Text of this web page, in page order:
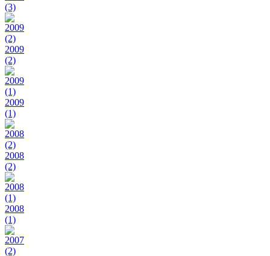
(3)
2009
(2)
2009
(1)
2008
(2)
2008
(1)